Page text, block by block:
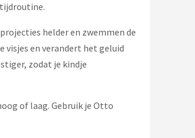
helder en zwemmen de
visjes en verandert het geluid
zodat je kindje
of laag. Gebruik je Otto